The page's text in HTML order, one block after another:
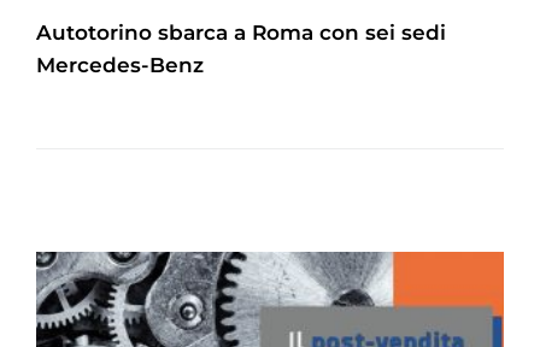
Autotorino sbarca a Roma con sei sedi
Mercedes-Benz